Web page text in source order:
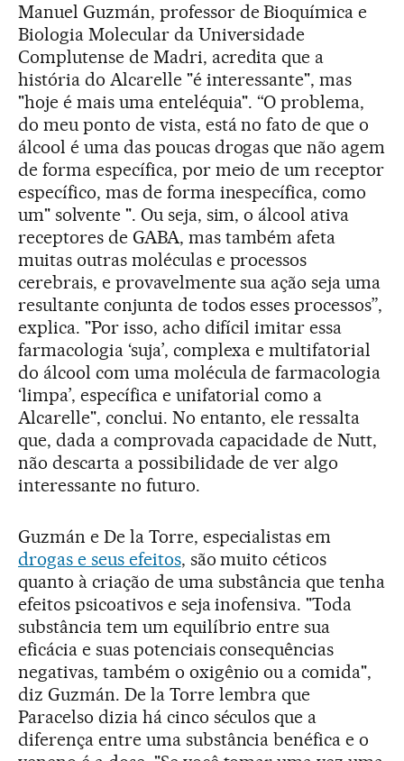
Manuel Guzmán, professor de Bioquímica e
Biologia Molecular da Universidade
Complutense de Madri, acredita que a
história do Alcarelle "é interessante", mas
"hoje é mais uma enteléquia". “O problema,
do meu ponto de vista, está no fato de que o
álcool é uma das poucas drogas que não agem
de forma específica, por meio de um receptor
específico, mas de forma inespecífica, como
um" solvente ". Ou seja, sim, o álcool ativa
receptores de GABA, mas também afeta
muitas outras moléculas e processos
cerebrais, e provavelmente sua ação seja uma
resultante conjunta de todos esses processos”,
explica. "Por isso, acho difícil imitar essa
farmacologia ‘suja’, complexa e multifatorial
do álcool com uma molécula de farmacologia
‘limpa’, específica e unifatorial como a
Alcarelle", conclui. No entanto, ele ressalta
que, dada a comprovada capacidade de Nutt,
não descarta a possibilidade de ver algo
interessante no futuro.
Guzmán e De la Torre, especialistas em
drogas e seus efeitos, são muito céticos
quanto à criação de uma substância que tenha
efeitos psicoativos e seja inofensiva. "Toda
substância tem um equilíbrio entre sua
eficácia e suas potenciais consequências
negativas, também o oxigênio ou a comida",
diz Guzmán. De la Torre lembra que
Paracelso dizia há cinco séculos que a
diferença entre uma substância benéfica e o